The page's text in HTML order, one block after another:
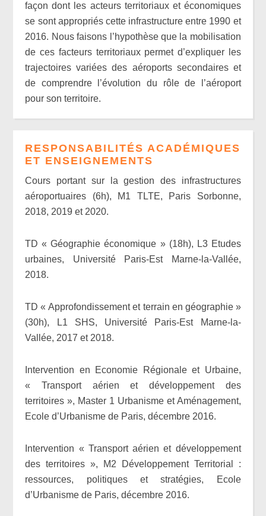
façon dont les acteurs territoriaux et économiques
se sont appropriés cette infrastructure entre 1990 et
2016. Nous faisons l’hypothèse que la mobilisation
de ces facteurs territoriaux permet d’expliquer les
trajectoires variées des aéroports secondaires et
de comprendre l’évolution du rôle de l’aéroport
pour son territoire.
RESPONSABILITÉS ACADÉMIQUES
ET ENSEIGNEMENTS
Cours portant sur la gestion des infrastructures
aéroportuaires (6h), M1 TLTE, Paris Sorbonne,
2018, 2019 et 2020.
TD « Géographie économique » (18h), L3 Etudes
urbaines, Université Paris-Est Marne-la-Vallée,
2018.
TD « Approfondissement et terrain en géographie »
(30h), L1 SHS, Université Paris-Est Marne-la-
Vallée, 2017 et 2018.
Intervention en Economie Régionale et Urbaine,
« Transport aérien et développement des
territoires », Master 1 Urbanisme et Aménagement,
Ecole d’Urbanisme de Paris, décembre 2016.
Intervention « Transport aérien et développement
des territoires », M2 Développement Territorial :
ressources, politiques et stratégies, Ecole
d’Urbanisme de Paris, décembre 2016.